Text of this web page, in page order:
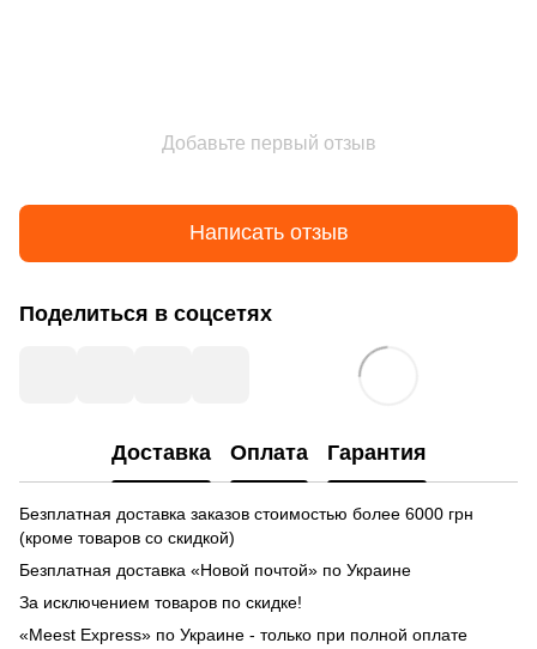
Добавьте первый отзыв
Написать отзыв
Поделиться в соцсетях
Доставка Оплата Гарантия
Безплатная доставка заказов стоимостью более 6000 грн
(кроме товаров со скидкой)
Безплатная доставка «Новой почтой» по Украине
За исключением товаров по скидке!
«Meest Express» по Украине - только при полной оплате